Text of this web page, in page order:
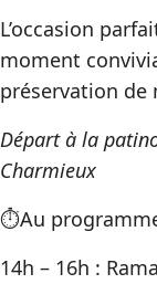
L’occasion
moment
préservation de
Départ à la
Charmieux
⏱️Au
14h – 16h :